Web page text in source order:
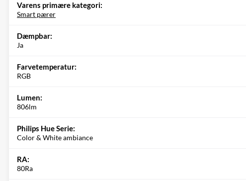
Varens primære kategori:
Smart pærer
Dæmpbar:
Ja
Farvetemperatur:
RGB
Lumen:
806lm
Philips Hue Serie:
Color & White ambiance
RA:
80Ra